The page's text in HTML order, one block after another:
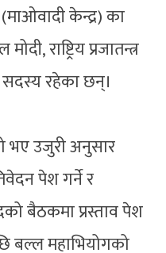
केन्द्र) का
राष्ट्रिय प्रजातन्त्र
सदस्य रहेका छन्।
भए उजुरी अनुसार
पेश गर्ने र
बैठकमा प्रस्ताव पेश
बल्ल महाभियोगको